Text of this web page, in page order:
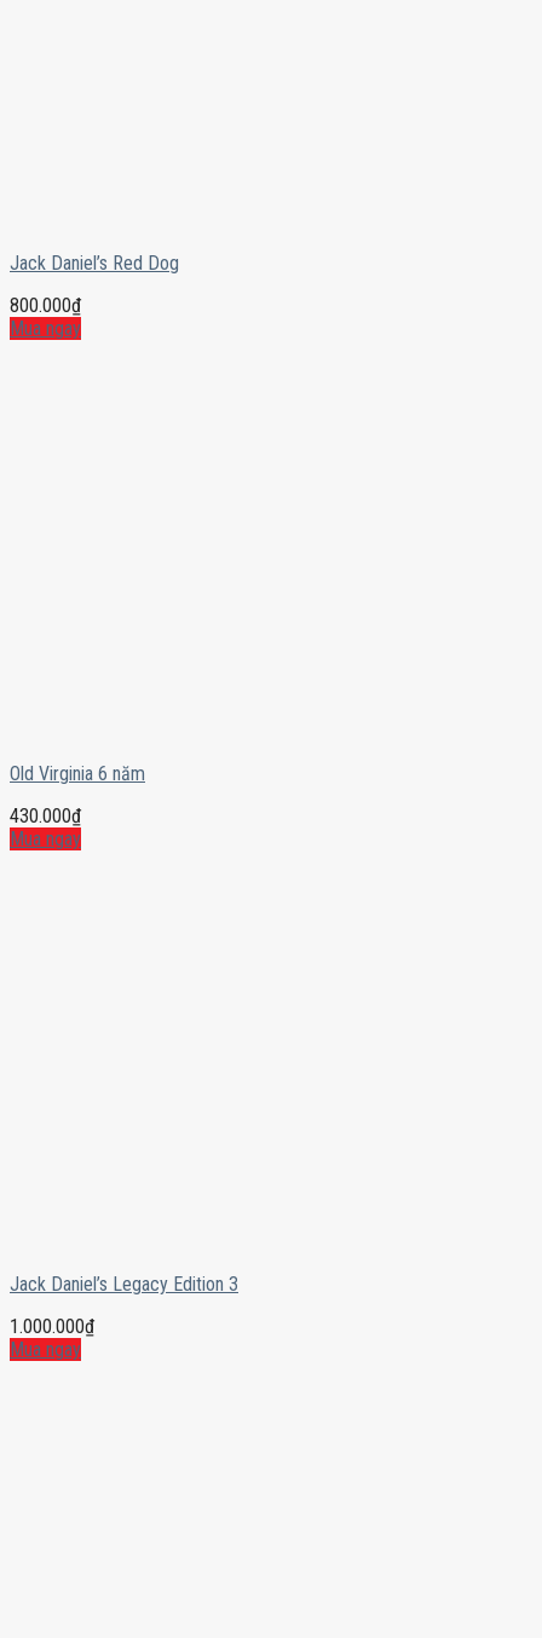
Jack Daniel’s Red Dog
800.000₫
Mua ngay
Old Virginia 6 năm
430.000₫
Mua ngay
Jack Daniel’s Legacy Edition 3
1.000.000₫
Mua ngay